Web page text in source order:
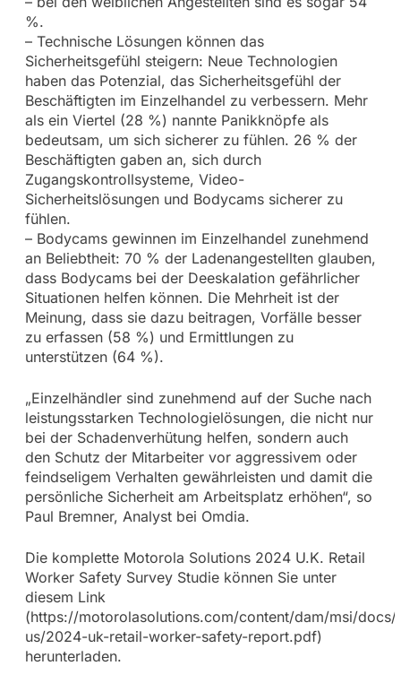
%.
– Technische Lösungen können das
Sicherheitsgefühl steigern: Neue Technologien
haben das Potenzial, das Sicherheitsgefühl der
Beschäftigten im Einzelhandel zu verbessern. Mehr
als ein Viertel (28 %) nannte Panikknöpfe als
bedeutsam, um sich sicherer zu fühlen. 26 % der
Beschäftigten gaben an, sich durch
Zugangskontrollsysteme, Video-
Sicherheitslösungen und Bodycams sicherer zu
fühlen.
– Bodycams gewinnen im Einzelhandel zunehmend
an Beliebtheit: 70 % der Ladenangestellten glauben,
dass Bodycams bei der Deeskalation gefährlicher
Situationen helfen können. Die Mehrheit ist der
Meinung, dass sie dazu beitragen, Vorfälle besser
zu erfassen (58 %) und Ermittlungen zu
unterstützen (64 %).
„Einzelhändler sind zunehmend auf der Suche nach
leistungsstarken Technologielösungen, die nicht nur
bei der Schadenverhütung helfen, sondern auch
den Schutz der Mitarbeiter vor aggressivem oder
feindseligem Verhalten gewährleisten und damit die
persönliche Sicherheit am Arbeitsplatz erhöhen“, so
Paul Bremner, Analyst bei Omdia.
Die komplette Motorola Solutions 2024 U.K. Retail
Worker Safety Survey Studie können Sie unter
diesem Link
(https://motorolasolutions.com/content/dam/msi/docs/
us/2024-uk-retail-worker-safety-report.pdf)
herunterladen.